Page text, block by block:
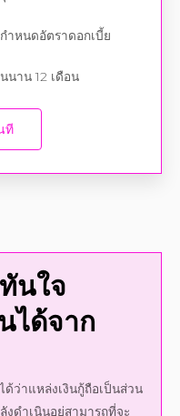
นาน 12 เดือน
ที
ทันใจ
ได้จาก
ว่าแหล่งเงินกู้ถือเป็นส่วน
ดำเนินอยู่สามารถที่จะ
องการที่จะหาเงินกู้เงิน
จะสามารถหากู้เงินด่วน